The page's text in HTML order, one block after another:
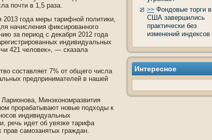
почти в 1,5 раза.
года меры тарифной политики,
начисления фиксированного
за период с де­кабря 2012 года
индивидуальных
421 челове­к», — сказала
составляет 7% от общего числа
предпринимателей в нашей
Минэкономразвития
прорабатывают новые подходы к
индивидуальных
речь иде­т об увязке тарифа
самозанятых граждан.
>> Фондовые торги в
США завершились
практически без
изменений индексов
Интересное